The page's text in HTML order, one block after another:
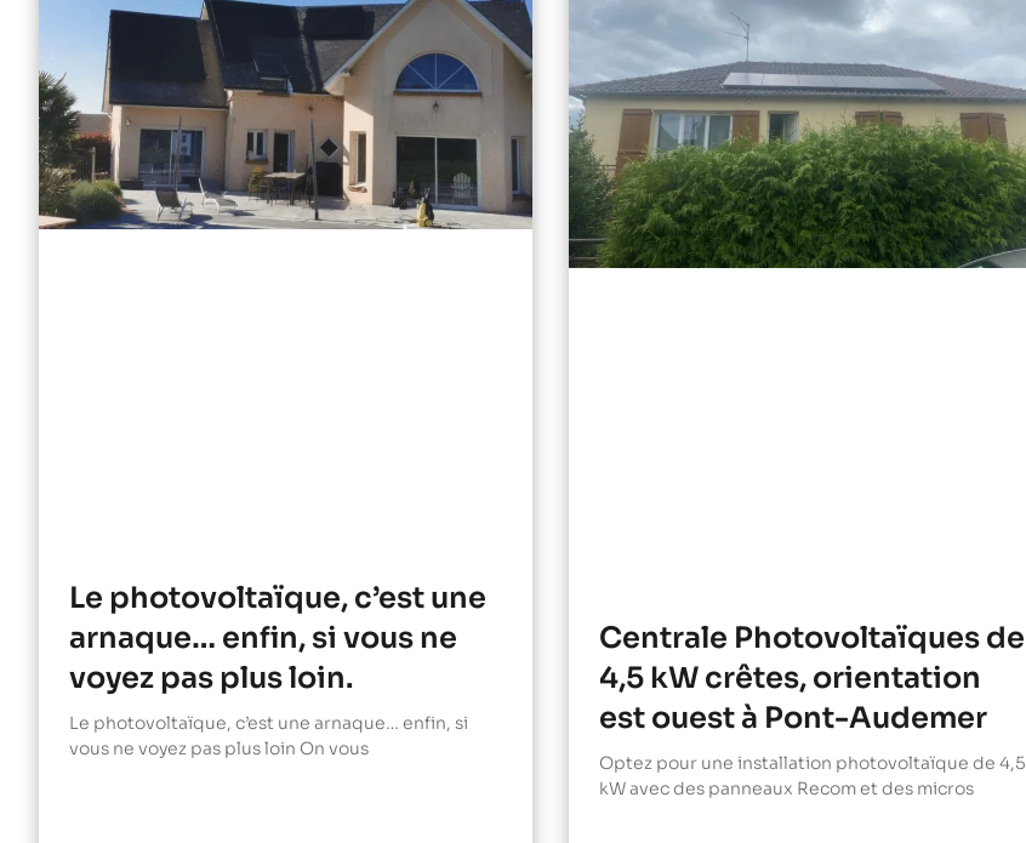
Le photovoltaïque, c’est une
arnaque… enfin, si vous ne
voyez pas plus loin.
Le photovoltaïque, c’est une arnaque… enfin, si
vous ne voyez pas plus loin On vous
Centrale Photovoltaïques de
4,5 kW crêtes, orientation
est ouest à Pont-Audemer
Optez pour une installation photovoltaïque de 4,5
kW avec des panneaux Recom et des micros